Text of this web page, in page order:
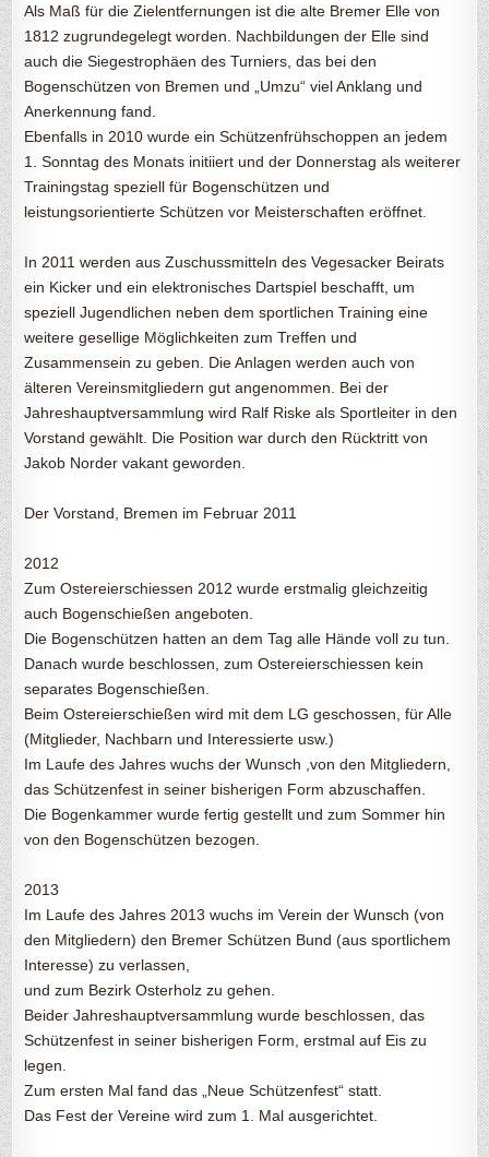
Als Maß für die Zielentfernungen ist die alte Bremer Elle von
1812 zugrundegelegt worden. Nachbildungen der Elle sind
auch die Siegestrophäen des Turniers, das bei den
Bogenschützen von Bremen und „Umzu“ viel Anklang und
Anerkennung fand.
Ebenfalls in 2010 wurde ein Schützenfrühschoppen an jedem
1. Sonntag des Monats initiiert und der Donnerstag als weiterer
Trainingstag speziell für Bogenschützen und
leistungsorientierte Schützen vor Meisterschaften eröffnet.
In 2011 werden aus Zuschussmitteln des Vegesacker Beirats
ein Kicker und ein elektronisches Dartspiel beschafft, um
speziell Jugendlichen neben dem sportlichen Training eine
weitere gesellige Möglichkeiten zum Treffen und
Zusammensein zu geben. Die Anlagen werden auch von
älteren Vereinsmitgliedern gut angenommen. Bei der
Jahreshauptversammlung wird Ralf Riske als Sportleiter in den
Vorstand gewählt. Die Position war durch den Rücktritt von
Jakob Norder vakant geworden.
Der Vorstand, Bremen im Februar 2011
2012
Zum Ostereierschiessen 2012 wurde erstmalig gleichzeitig
auch Bogenschießen angeboten.
Die Bogenschützen hatten an dem Tag alle Hände voll zu tun.
Danach wurde beschlossen, zum Ostereierschiessen kein
separates Bogenschießen.
Beim Ostereierschießen wird mit dem LG geschossen, für Alle
(Mitglieder, Nachbarn und Interessierte usw.)
Im Laufe des Jahres wuchs der Wunsch ,von den Mitgliedern,
das Schützenfest in seiner bisherigen Form abzuschaffen.
Die Bogenkammer wurde fertig gestellt und zum Sommer hin
von den Bogenschützen bezogen.
2013
Im Laufe des Jahres 2013 wuchs im Verein der Wunsch (von
den Mitgliedern) den Bremer Schützen Bund (aus sportlichem
Interesse) zu verlassen,
und zum Bezirk Osterholz zu gehen.
Beider Jahreshauptversammlung wurde beschlossen, das
Schützenfest in seiner bisherigen Form, erstmal auf Eis zu
legen.
Zum ersten Mal fand das „Neue Schützenfest“ statt.
Das Fest der Vereine wird zum 1. Mal ausgerichtet.